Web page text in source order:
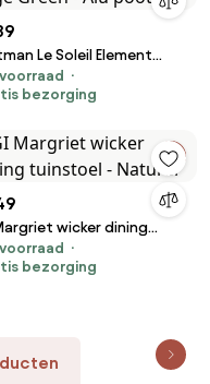
Le Soleil Element
armstoel - Sage Green -
bezorging
wicker dining
- Naturel
bezorging